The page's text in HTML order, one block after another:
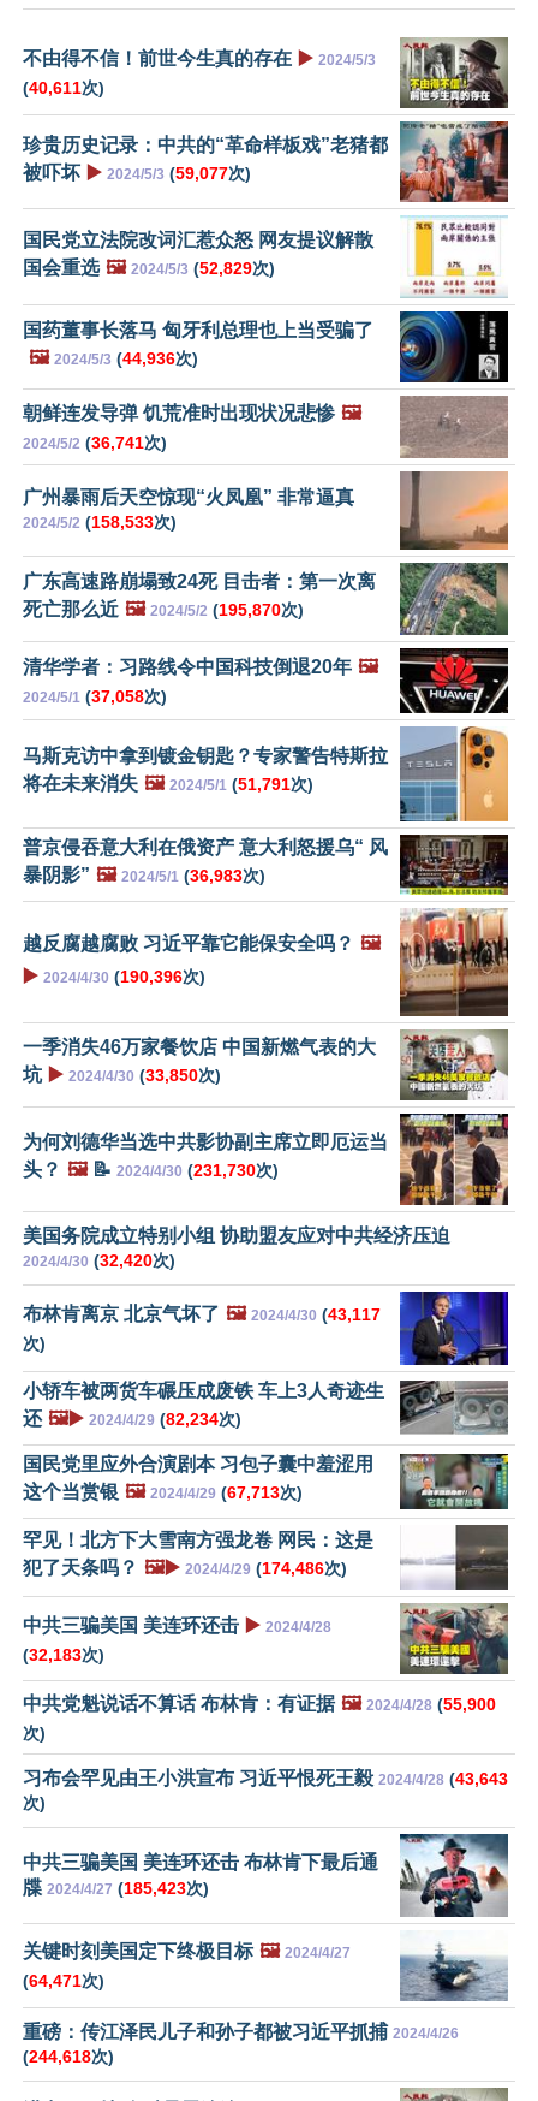
不由得不信！前世今生真的存在 ▶️ 2024/5/3
(40,611次)
珍贵历史记录：中共的“革命样板戏”老猪都
被吓坏 ▶️ 2024/5/3 (59,077次)
国民党立法院改词汇惹众怒 网友提议解散
国会重选 🖼️ 2024/5/3 (52,829次)
国药董事长落马 匈牙利总理也上当受骗了
🖼️ 2024/5/3 (44,936次)
朝鲜连发导弹 饥荒准时出现状况悲惨 🖼️
2024/5/2 (36,741次)
广州暴雨后天空惊现“火凤凰” 非常逼真
2024/5/2 (158,533次)
广东高速路崩塌致24死 目击者：第一次离
死亡那么近 🖼️ 2024/5/2 (195,870次)
清华学者：习路线令中国科技倒退20年 🖼️
2024/5/1 (37,058次)
马斯克访中拿到镀金钥匙？专家警告特斯拉
将在未来消失 🖼️ 2024/5/1 (51,791次)
普京侵吞意大利在俄资产 意大利怒援乌“ 风
暴阴影” 🖼️ 2024/5/1 (36,983次)
越反腐越腐败 习近平靠它能保安全吗？ 🖼️
▶️ 2024/4/30 (190,396次)
一季消失46万家餐饮店 中国新燃气表的大
坑 ▶️ 2024/4/30 (33,850次)
为何刘德华当选中共影协副主席立即厄运当
头？ 🖼️📝 2024/4/30 (231,730次)
美国务院成立特别小组 协助盟友应对中共经济压迫
2024/4/30 (32,420次)
布林肯离京 北京气坏了 🖼️ 2024/4/30 (43,117
次)
小轿车被两货车碾压成废铁 车上3人奇迹生
还 🖼️▶️ 2024/4/29 (82,234次)
国民党里应外合演剧本 习包子囊中羞涩用
这个当赏银 🖼️ 2024/4/29 (67,713次)
罕见！北方下大雪南方强龙卷 网民：这是
犯了天条吗？ 🖼️▶️ 2024/4/29 (174,486次)
中共三骗美国 美连环还击 ▶️ 2024/4/28
(32,183次)
中共党魁说话不算话 布林肯：有证据 🖼️ 2024/4/28 (55,900
次)
习布会罕见由王小洪宣布 习近平恨死王毅 2024/4/28 (43,643
次)
中共三骗美国 美连环还击 布林肯下最后通
牒 2024/4/27 (185,423次)
关键时刻美国定下终极目标 🖼️ 2024/4/27
(64,471次)
重磅：传江泽民儿子和孙子都被习近平抓捕 2024/4/26
(244,618次)